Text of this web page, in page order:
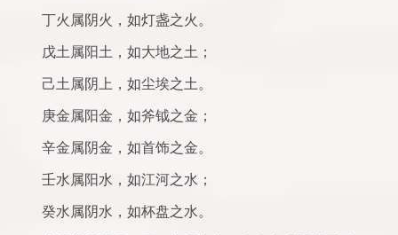
丁火属阴火，如灯盏之火。
戊土属阳土，如大地之土；
己土属阴上，如尘埃之土。
庚金属阳金，如斧钺之金；
辛金属阴金，如首饰之金。
壬水属阳水，如江河之水；
癸水属阴水，如杯盘之水。